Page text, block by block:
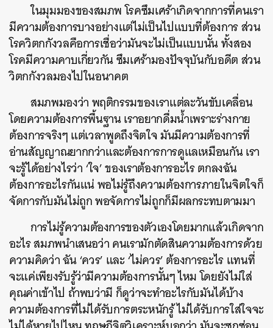
ในมุมมองของสมภพ โรคซึมเศร้าเกิดจากการที่คนเรา
มีความต้องการบางอย่างแต่ไม่เป็นไปแบบที่ต้องการ ส่วน
โรควิตกกังวลคือการเชื่อว่ามันจะไม่เป็นแบบนั้น ทั้งสอง
โรคมีความคาบเกี่ยวกัน ซึมเศร้ามองปัจจุบันกับอดีต ส่วน
วิตกกังวลมองไปในอนาคต
สมภพมองว่า พฤติกรรมของเราแต่ละวันขับเคลื่อน
โดยความต้องการพื้นฐาน เราอยากดื่มน้ำเพราะร่างกาย
ต้องการจริงๆ แต่เวลาพูดถึงจิตใจ มันมีความต้องการที่
อ่านสัญญาณยากกว่าและต้องการการดูแลเหมือนกัน เรา
จะรู้ได้อย่างไรว่า ‘ใจ’ ของเราต้องการอะไร ตกลงฉัน
ต้องการอะไรกันแน่ พอไม่รู้ถึงความต้องการภายในจิตใจก็
จัดการกับมันไม่ถูก พอจัดการไม่ถูกก็มีผลกระทบตามมา
การไม่รู้ความต้องการของตัวเองโดยมากแล้วเกิดจาก
อะไร สมภพนำเสนอว่า คนเรามักตัดสินความต้องการด้วย
ความคิดว่า ฉัน ‘ควร’ และ ‘ไม่ควร’ ต้องการอะไร แทนที่
จะแค่เพียงรับรู้ว่ามีความต้องการนั้นๆ ไหม โดยยังไม่ใส่
คุณค่าเข้าไป ถ้าพบว่ามี ก็ดูว่าจะทำอะไรกับมันได้บ้าง
ความต้องการที่ไม่ได้รับการตระหนักรู้ ไม่ได้รับการใส่ใจจะ